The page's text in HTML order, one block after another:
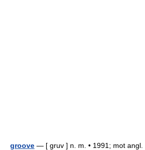
groove — [ gruv ] n. m. • 1991; mot angl.